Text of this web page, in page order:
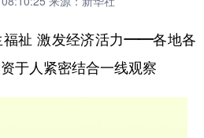
量子 体育
健康 军事
福祉 激发经济活力——各地各
于人紧密结合一线观察